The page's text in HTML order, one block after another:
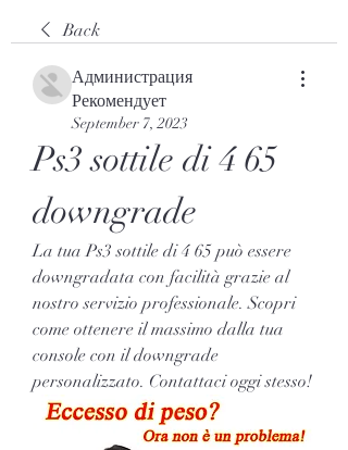
Back
Администрация
Рекомендует
September 7, 2023
Ps3 sottile di 4 65
downgrade
La tua Ps3 sottile di 4 65 può essere
downgradata con facilità grazie al
nostro servizio professionale. Scopri
come ottenere il massimo dalla tua
console con il downgrade
personalizzato. Contattaci oggi stesso!